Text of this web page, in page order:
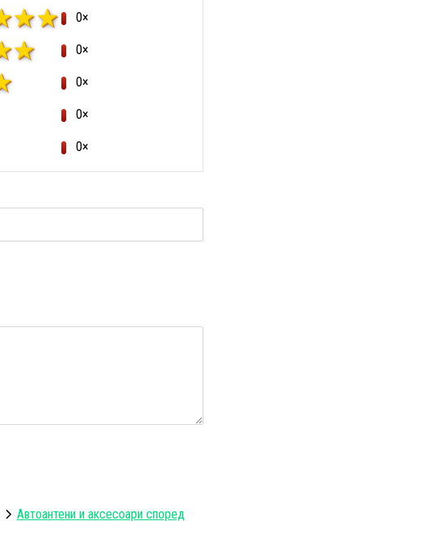
0×
0×
0×
0×
0×
Автоантени и аксесоари според